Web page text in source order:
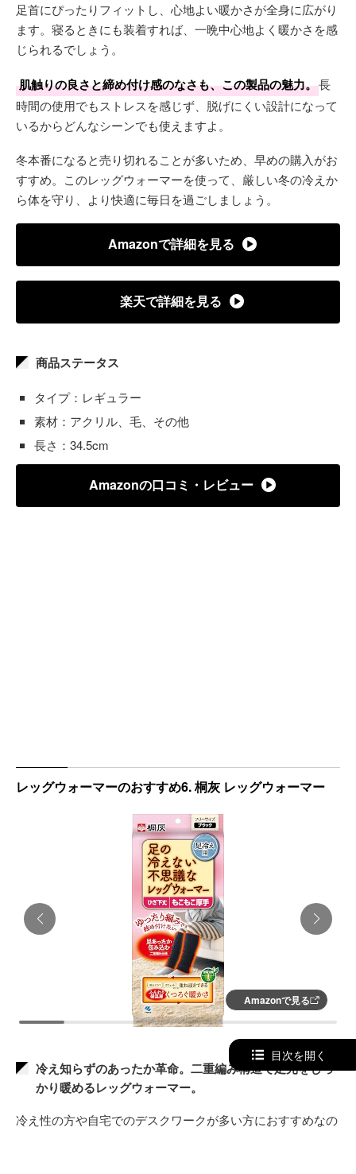
足首にぴったりフィットし、心地よい暖かさが全身に広がり
ます。寝るときにも装着すれば、一晩中心地よく暖かさを感
じられるでしょう。
肌触りの良さと締め付け感のなさも、この製品の魅力。長
時間の使用でもストレスを感じず、脱げにくい設計になって
いるからどんなシーンでも使えますよ。
冬本番になると売り切れることが多いため、早めの購入がお
すすめ。このレッグウォーマーを使って、厳しい冬の冷えか
ら体を守り、より快適に毎日を過ごしましょう。
Amazonで詳細を見る
楽天で詳細を見る
商品ステータス
タイプ：レギュラー
素材：アクリル、毛、その他
長さ：34.5cm
Amazonの口コミ・レビュー
レッグウォーマーのおすすめ6. 桐灰 レッグウォーマー
Amazonで見る
冷え知らずのあったか革命。二重編み構造で足元をしっ
かり暖めるレッグウォーマー。
冷え性の方や自宅でのデスクワークが多い方におすすめなの
目次を開く